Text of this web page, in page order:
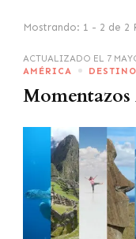
Mostrando: 1 - 2 de 2
ACTUALIZADO EL 7
AMÉRICA